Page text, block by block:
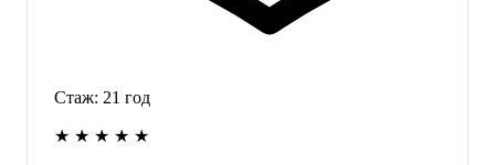
Стаж: 21 год
★ ★ ★ ★ ★